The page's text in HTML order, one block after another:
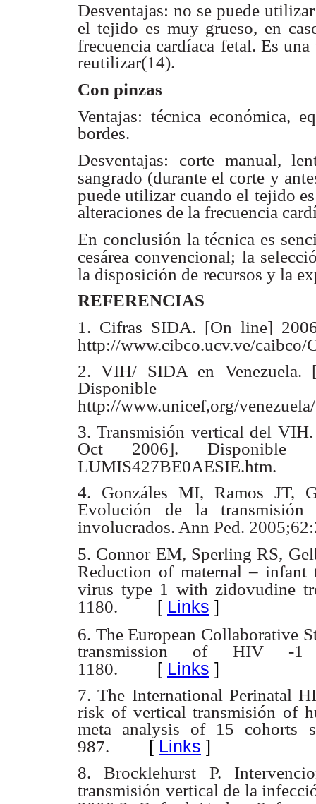
Desventajas: no se puede
el tejido es muy grueso, en
frecuencia cardíaca fetal. Es una
reutilizar(14).
Con pinzas
Ventajas: técnica económica,
bordes.
Desventajas: corte manual,
sangrado (durante el corte y
puede utilizar cuando el tejido
alteraciones de la frecuencia
En conclusión la técnica es
cesárea convencional; la
la disposición de recursos y la
REFERENCIAS
1. Cifras SIDA. [On line]
http://www.cibco.ucv.ve/caibco/
2. VIH/ SIDA en
http://www.unicef,org/
3. Transmisión vertical del
Oct 2006]. Disponible en:
LUMIS427BE0AESIE.htm.
4. Gonzáles MI, Ramos JT,
Evolución de la
involucrados. Ann Ped.
5. Connor EM, Sperling RS,
Reduction of maternal – infant
virus type 1 with zidovudine
1180. [ Links ]
6. The European Collaborative
transmission of HIV -1
1180. [ Links ]
7. The International Perinatal
risk of vertical transmisión of
meta analysis of 15 cohorts
987. [ Links ]
8. Brocklehurst P.
transmisión vertical de la